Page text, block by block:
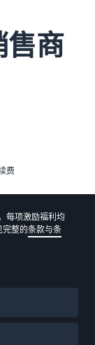
售商
费
每项激励福利均
完整的条款与条